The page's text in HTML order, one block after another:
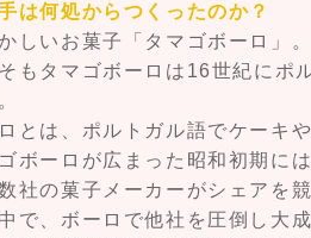
は何処からつくったのか？
しいお菓子「タマゴボーロ」。
もタマゴボーロは16世紀にポ
とは、ポルトガル語でケーキ
ボーロが広まった昭和初期に
社の菓子メーカーがシェアを
で、ボーロで他社を圧倒し大